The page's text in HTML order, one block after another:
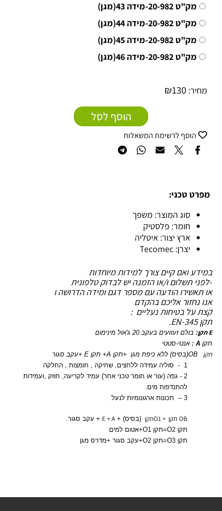
מק"ט 20-982-מידה 43(מגן)
מק"ט 20-982-מידה 44(מגן)
מק"ט 20-982-מידה 45(מגן)
מק"ט 20-982-מידה 46(מגן)
מחיר: ₪130
הוסף לסל
הוסף לרשימת המשאלות
מפרט טכני:
סוג המוצר: משפך
חומר: פלסטיק
ארץ יצור: איטליה
יצרן: Tecomec
במידע ואם קיים צורך למידות מיוחדות
-לפני תשלום ו/או הזמנה יש לבדוק טלפונית
או תאשירו הודעה עם מספר דגם ומידה הדרושה ו
אנו נחזור אליכם בהקדם
קצת על בטיחות נעליים :
תקן EN-345.
E תקן : בולם זעזועים בעקב 20 ג'אול מינימום
תקן A : אנטי-סטטי
תקן
+תקן A+ תקן E +עקב סגור
סוליה עמידה ללחצים, שחיקה , חומצות , החלקה
2 -
גפה (עור או חומר טכני אחר) עמיד לקריעה, חוזק ,ועמידות
להתנדפות מים.
תכונות ארגונומיות לנעל
OB תקן = O1תקן (בסיס) +E + A + עקב סגור.
תקן O2=תקן O1+אטום למים
תקן O3=תקן O2+עקב סגור +מדרס מגן